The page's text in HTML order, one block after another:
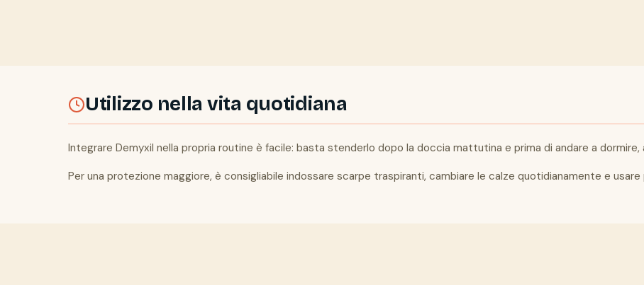
Utilizzo nella vita quotidiana
Integrare Demyxil nella propria routine è facile: basta stenderlo dopo la doccia mattutina e prima di andare a
Per una protezione maggiore, è consigliabile indossare scarpe traspiranti, cambiare le calze quotidianamente e